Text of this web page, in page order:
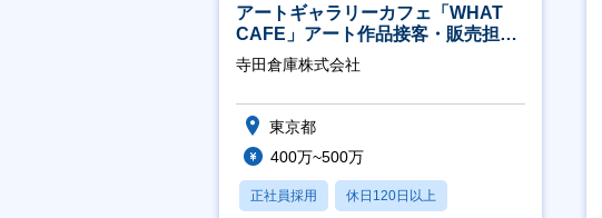
アートギャラリーカフェ「WHAT
CAFE」アート作品接客・販売担当
※アート領域未経験可
寺田倉庫株式会社
東京都
400万~500万
正社員採用 休日120日以上